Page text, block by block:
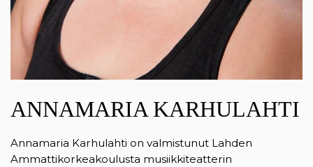
ANNAMARIA KARHULAHTI
Annamaria Karhulahti on valmistunut Lahden
Ammattikorkeakoulusta musiikkiteatterin